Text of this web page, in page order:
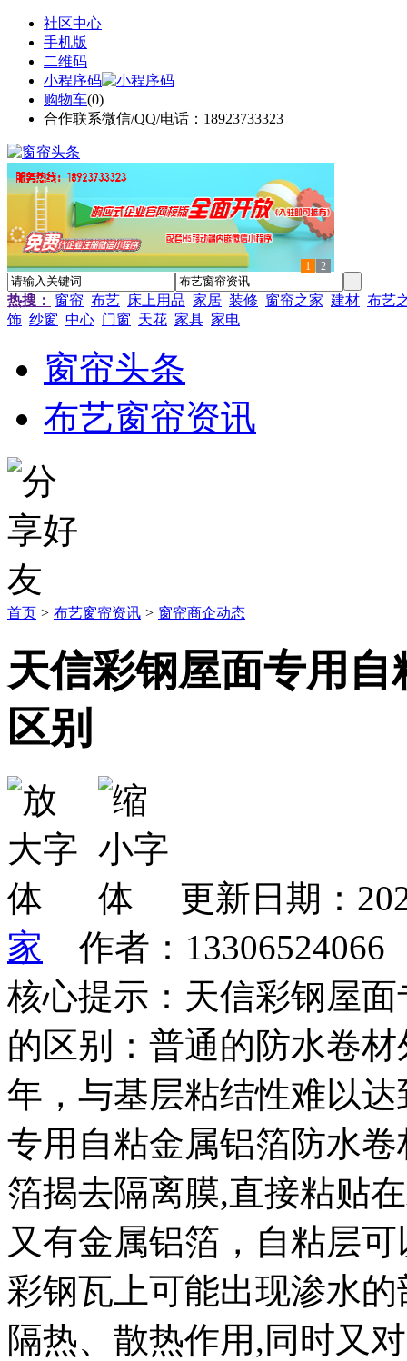
社区中心
手机版
二维码
小程序码
购物车(0)
合作联系微信/QQ/电话：18923733323
1 2
热搜： 窗帘 布艺 床上用品 家居 装修 窗帘之家 建材 布艺
饰 纱窗 中心 门窗 天花 家具 家电
窗帘头条
布艺窗帘资讯
首页 > 布艺窗帘资讯 > 窗帘商企动态
天信彩钢屋面专用
区别
更新日期：
家 作者：
核心提示：天信彩钢屋
的区别：普通的防水卷
年，与基层粘结性难以
专用自粘金属铝箔防水
箔揭去隔离膜,直接粘贴
又有金属铝箔，自粘层
彩钢瓦上可能出现渗水
隔热、散热作用,同时又